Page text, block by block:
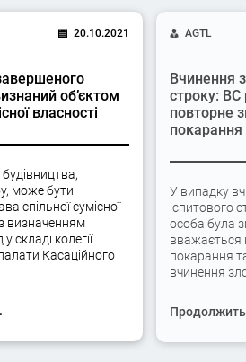
20.10.2021
об’єктом
власності
може бути
спільної сумісної
визначенням
складі колегії
Касаційного
AGTL
Вчинення
строку: ВС
повторне
У випадку
іспитового
особа була
вважається
покарання
вчинення